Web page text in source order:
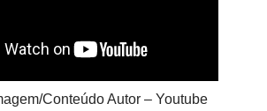
Conteúdo Autor – Youtube